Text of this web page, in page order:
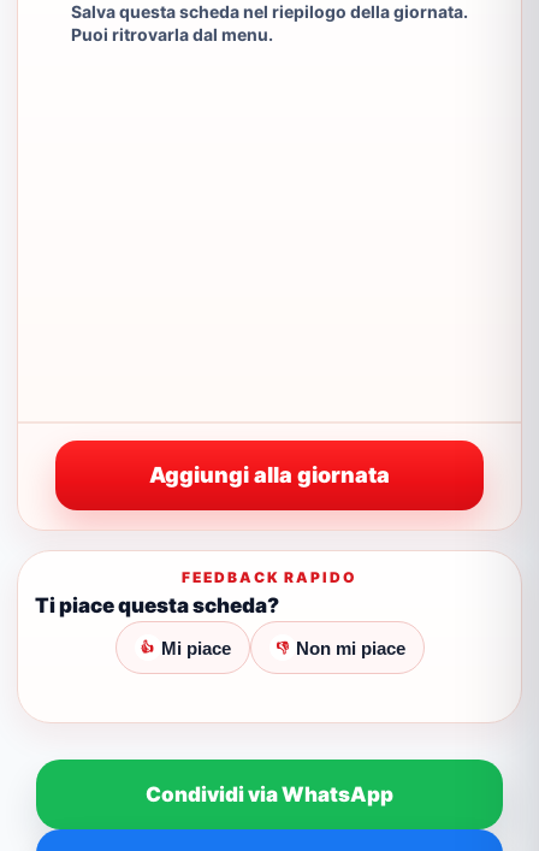
Salva questa scheda nel riepilogo della giornata.
Puoi ritrovarla dal menu.
Aggiungi alla giornata
FEEDBACK RAPIDO
Ti piace questa scheda?
👍 Mi piace 👎 Non mi piace
Condividi via WhatsApp